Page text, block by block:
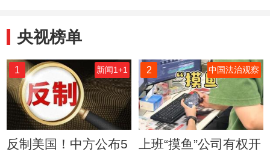
央视榜单
1 新闻1+1
反制美国！中方公布5
2 中国法治观察
上班“摸鱼”公司有权开